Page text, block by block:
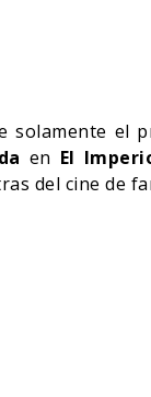
solamente el
en El
del cine de